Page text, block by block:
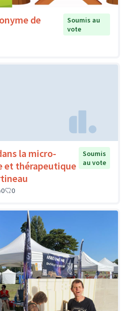
de
Soumis au
vote
la micro-
et thérapeutique
Soumis
au vote
0 0